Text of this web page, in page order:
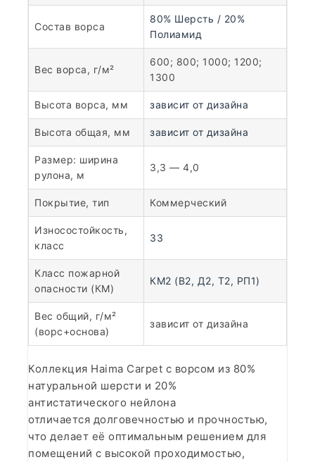
Состав ворса
80% Шерсть / 20%
Полиамид
Вес ворса, г/м²
600; 800; 1000; 1200;
1300
Высота ворса, мм зависит от дизайна
Высота общая, мм зависит от дизайна
Размер: ширина
рулона, м
3,3 — 4,0
Покрытие, тип Коммерческий
Износостойкость,
класс
33
Класс пожарной
опасности (КМ)
КМ2 (В2, Д2, Т2, РП1)
Вес общий, г/м²
(ворс+основа)
зависит от дизайна
Коллекция Haima Carpet с ворсом из 80%
натуральной шерсти и 20%
антистатического нейлона
отличается долговечностью и прочностью,
что делает её оптимальным решением для
помещений с высокой проходимостью,